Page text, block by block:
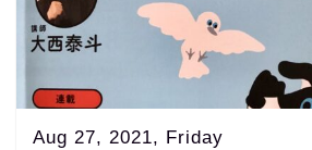
Aug 27, 2021, Friday